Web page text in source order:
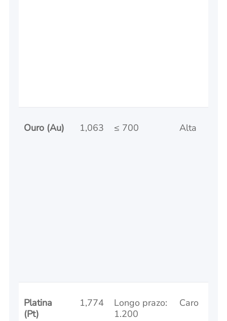
Ouro (Au) 1,063 ≤ 700 Alta
Platina
(Pt)
1,774
Longo prazo:
1.200
Caro